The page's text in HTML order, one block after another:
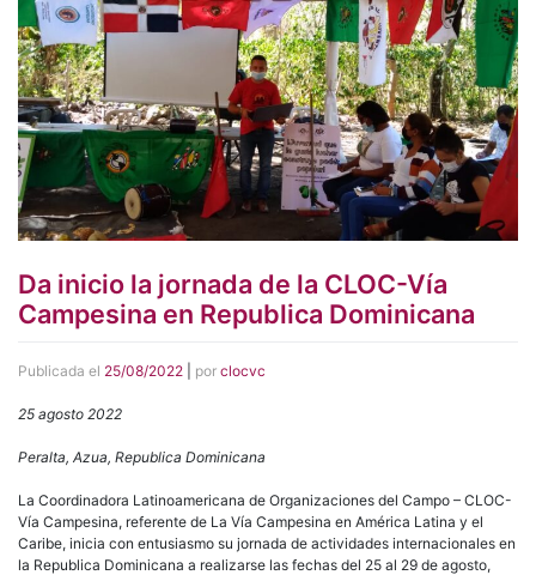
Da inicio la jornada de la CLOC-Vía
Campesina en Republica Dominicana
Publicada el 25/08/2022 por clocvc
25 agosto 2022
Peralta, Azua, Republica Dominicana
La Coordinadora Latinoamericana de Organizaciones del Campo – CLOC-
Vía Campesina, referente de La Vía Campesina en América Latina y el
Caribe, inicia con entusiasmo su jornada de actividades internacionales en
la Republica Dominicana a realizarse las fechas del 25 al 29 de agosto,